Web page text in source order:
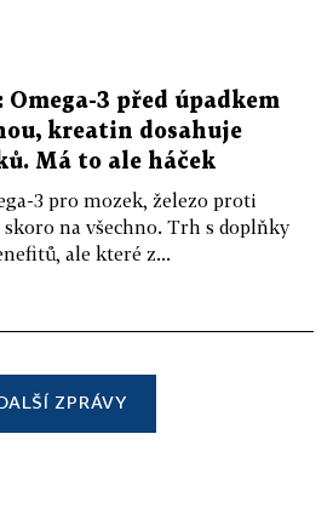
3 před úpadkem
kreatin dosahuje
Má to ale háček
3 pro mozek, železo proti
na všechno. Trh s doplňky
ale které z...
ZPRÁVY